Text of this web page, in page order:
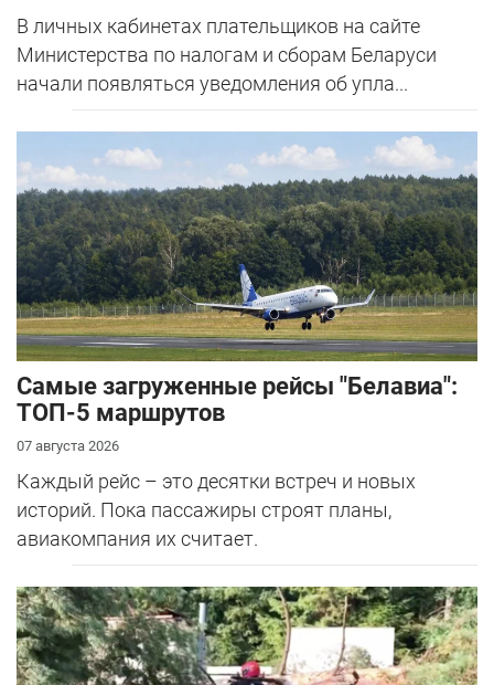
В личных кабинетах плательщиков на сайте
Министерства по налогам и сборам Беларуси
начали появляться уведомления об упла...
Самые загруженные рейсы "Белавиа":
ТОП-5 маршрутов
07 августа 2026
Каждый рейс – это десятки встреч и новых
историй. Пока пассажиры строят планы,
авиакомпания их считает.